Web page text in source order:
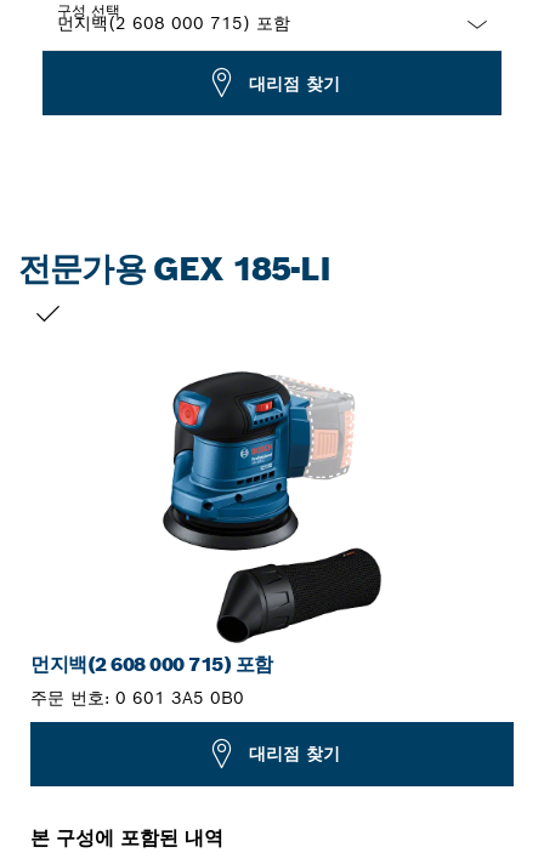
구성 선택
대리점 찾기
전문가용 GEX 185-LI
먼지백(2 608 000 715) 포함
주문 번호: 0 601 3A5 0B0
대리점 찾기
본 구성에 포함된 내역